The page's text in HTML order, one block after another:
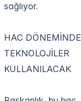
sağlıyor.
HAC
TEKNOLOJİLER
KULLANILACAK